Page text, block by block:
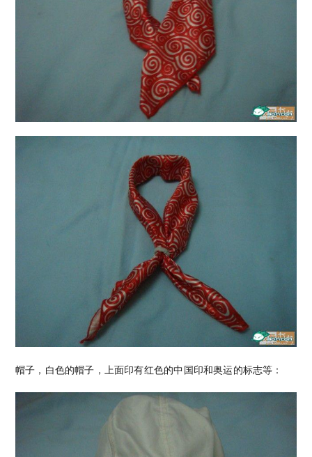
帽子，白色的帽子，上面印有红色的中国印和奥运的标志等：